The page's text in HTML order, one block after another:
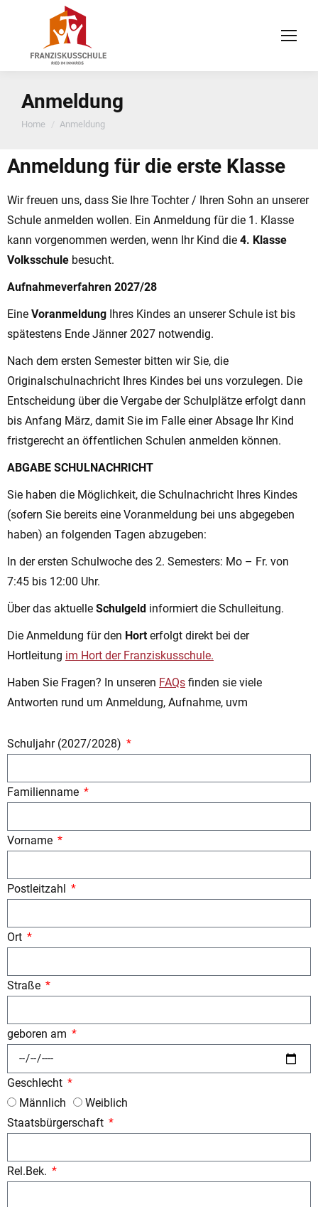
Anmeldung
You are here:
Home Anmeldung
Anmeldung für die erste Klasse
Wir freuen uns, dass Sie Ihre Tochter / Ihren Sohn an unserer
Schule anmelden wollen. Ein Anmeldung für die 1. Klasse
kann vorgenommen werden, wenn Ihr Kind die 4. Klasse
Volksschule besucht.
Aufnahmeverfahren 2027/28
Eine Voranmeldung Ihres Kindes an unserer Schule ist bis
spätestens Ende Jänner 2027 notwendig.
Nach dem ersten Semester bitten wir Sie, die
Originalschulnachricht Ihres Kindes bei uns vorzulegen. Die
Entscheidung über die Vergabe der Schulplätze erfolgt dann
bis Anfang März, damit Sie im Falle einer Absage Ihr Kind
fristgerecht an öffentlichen Schulen anmelden können.
ABGABE SCHULNACHRICHT
Sie haben die Möglichkeit, die Schulnachricht Ihres Kindes
(sofern Sie bereits eine Voranmeldung bei uns abgegeben
haben) an folgenden Tagen abzugeben:
In der ersten Schulwoche des 2. Semesters: Mo – Fr. von
7:45 bis 12:00 Uhr.
Über das aktuelle Schulgeld informiert die Schulleitung.
Die Anmeldung für den Hort erfolgt direkt bei der
Hortleitung im Hort der Franziskusschule.
Haben Sie Fragen? In unseren FAQs finden sie viele
Antworten rund um Anmeldung, Aufnahme, uvm
Schuljahr (2027/2028)
Familienname
Vorname
Postleitzahl
Ort
Straße
geboren am
Geschlecht
Männlich
Weiblich
Staatsbürgerschaft
Rel.Bek.